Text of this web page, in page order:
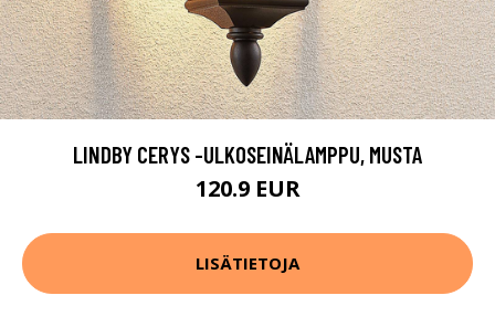
LINDBY CERYS -ULKOSEINÄLAMPPU, MUSTA
120.9 EUR
LISÄTIETOJA